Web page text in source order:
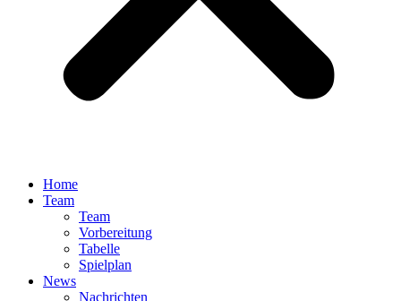
Home
Team
Team
Vorbereitung
Tabelle
Spielplan
News
Nachrichten